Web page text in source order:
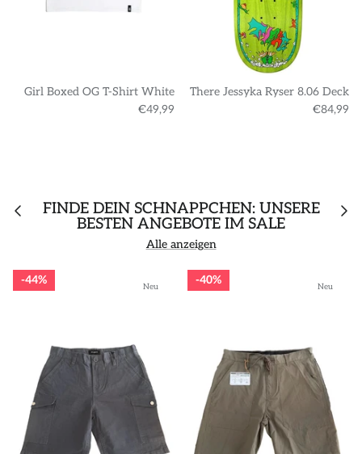
Girl Boxed OG T-Shirt White
€49,99
There Jessyka Ryser 8.06 Deck
€84,99
FINDE DEIN SCHNÄPPCHEN: UNSERE
BESTEN ANGEBOTE IM SALE
Alle anzeigen
Neu
44% Neu
40%